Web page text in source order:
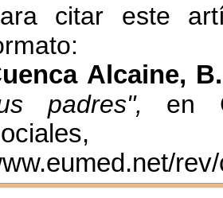
citar este
Alcaine,
padres", en